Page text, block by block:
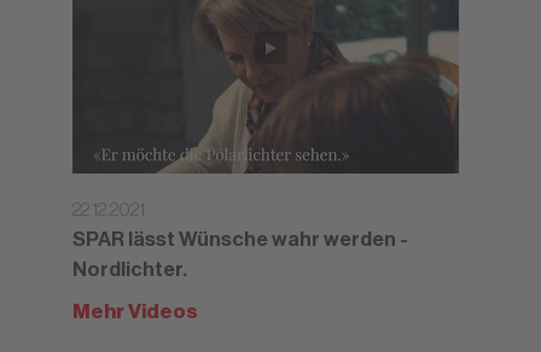
22.12.2021
SPAR lässt Wünsche wahr werden -
Nordlichter.
Mehr Videos